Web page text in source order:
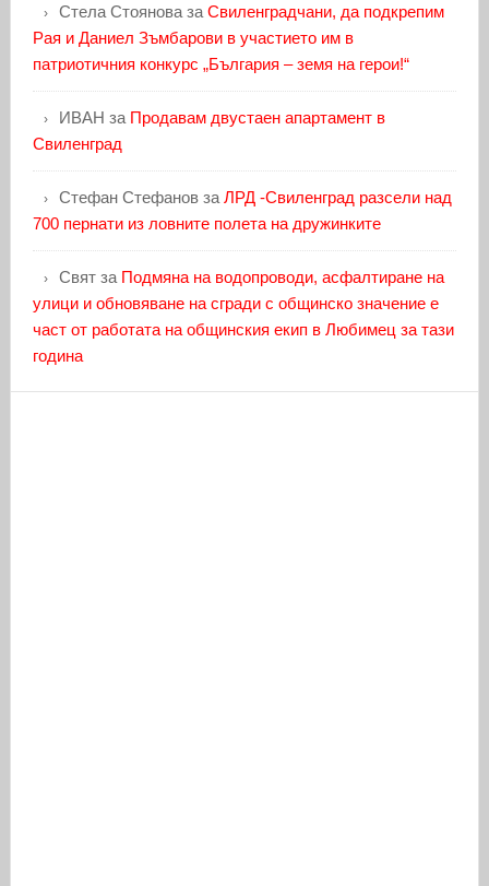
Стела Стояноваза Свиленградчани, да подкрепим
Рая и Даниел Зъмбарови в участието им в
патриотичния конкурс „България – земя на герои!“
ИВАН за Продавам двустаен апартамент в
Свиленград
Стефан Стефановза ЛРД -Свиленград разсели над
700 пернати из ловните полета на дружинките
Святза Подмяна на водопроводи, асфалтиране на
улици и обновяване на сгради с общинско значение е
част от работата на общинския екип в Любимец за тази
година